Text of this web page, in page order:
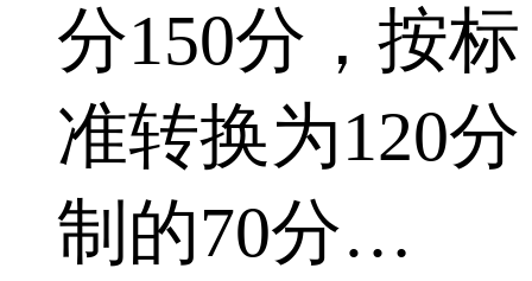
分150分，按标
准转换为120分
制的70分…